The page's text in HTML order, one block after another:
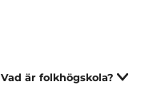
Vad är folkhögskola?